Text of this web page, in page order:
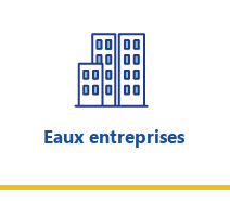
Eaux entreprises